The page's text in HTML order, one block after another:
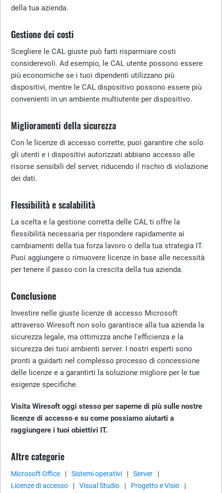
della tua azienda.
Gestione dei costi
Scegliere le CAL giuste può farti risparmiare costi
considerevoli. Ad esempio, le CAL utente possono essere
più economiche se i tuoi dipendenti utilizzano più
dispositivi, mentre le CAL dispositivo possono essere più
convenienti in un ambiente multiutente per dispositivo.
Miglioramenti della sicurezza
Con le licenze di accesso corrette, puoi garantire che solo
gli utenti e i dispositivi autorizzati abbiano accesso alle
risorse sensibili del server, riducendo il rischio di violazione
dei dati.
Flessibilità e scalabilità
La scelta e la gestione corretta delle CAL ti offre la
flessibilità necessaria per rispondere rapidamente ai
cambiamenti della tua forza lavoro o della tua strategia IT.
Puoi aggiungere o rimuovere licenze in base alle necessità
per tenere il passo con la crescita della tua azienda.
Conclusione
Investire nelle giuste licenze di accesso Microsoft
attraverso Wiresoft non solo garantisce alla tua azienda la
sicurezza legale, ma ottimizza anche l'efficienza e la
sicurezza dei tuoi ambienti server. I nostri esperti sono
pronti a guidarti nel complesso processo di concessione
delle licenze e a garantirti la soluzione migliore per le tue
esigenze specifiche.
Visita Wiresoft oggi stesso per saperne di più sulle nostre
licenze di accesso e su come possiamo aiutarti a
raggiungere i tuoi obiettivi IT.
Altre categorie
Microsoft Office | Sistemi operativi | Server
|
Licenze di accesso
| Visual Studio | Progetto e Visio
|